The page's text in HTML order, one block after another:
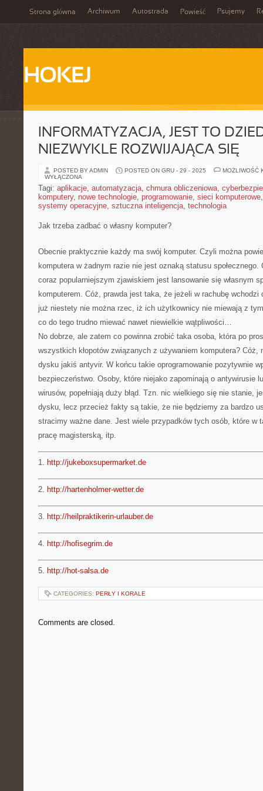
Strona główna Archiwum Autostrada Powieść Psujemy
HOKEJ
INFORMATYZACJA, JEST TO
NIEZWYKLE ROZWIJAJĄCA SIĘ
POSTED BY ADMIN POSTED ON GRU - 29 - 2025
MOŻLIWOŚĆ
WYŁĄCZONA
Tagi: aplikacje, automatyzacja, chmura obliczeniowa,
komputery, nowe technologie, programowanie, sieci komputerowe
systemy operacyjne, sztuczna inteligencja, technologia
Jak trzeba zadbać o własny komputer?
Obecnie praktycznie każdy ma swój komputer. Czyli można
komputera w żadnym razie nie jest oznaką statusu społecznego.
coraz popularniejszym zjawiskiem jest lansowanie się własnym
komputerem. Cóż, prawda jest taka, że jeżeli w rachubę wchodzi
już niestety nie można rzec, iż ich użytkownicy nie miewają z
co do tego trudno miewać nawet niewielkie wątpliwości…
No dobrze, ale zatem co powinna zrobić taka osoba, która po
wszystkich kłopotów związanych z używaniem komputera? Cóż,
dysku jakiś antyvir. W końcu takie oprogramowanie pozytywnie
bezpieczeństwo. Osoby, które niejako zapominają o antywirusie
wirusów, popełniają duży błąd. Tzn. nic wielkiego się nie stanie,
dysku, lecz przecież fakty są takie, że nie będziemy za bardzo
stracimy ważne dane. Jest wiele przypadków tych osób, które w
pracę magisterską, itp.
1. http://jukeboxsupermarket.de
2. http://hartenholmer-wetter.de
3. http://heilpraktikerin-urlauber.de
4. http://hofisegrim.de
5. http://hot-salsa.de
CATEGORIES: PERŁY I KORALE
Comments are closed.